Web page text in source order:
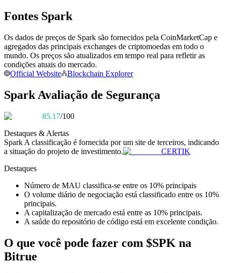
Torne-se um Trader de Cópias
Informação
Análise de big data, incluindo informações comerciais, etc.
Fontes Spark
Os dados de preços de Spark são fornecidos pela CoinMarketCap e
agregados das principais exchanges de criptomoedas em todo o
mundo. Os preços são atualizados em tempo real para refletir as
condições atuais do mercado.
Official Website
Blockchain Explorer
Spark Avaliação de Segurança
85.17/100
Destaques & Alertas
Spark A classificação é fornecida por um site de terceiros, indicando
a situação do projeto de investimento.
CERTIK
Destaques
Número de MAU classifica-se entre os 10% principais
O volume diário de negociação está classificado entre os 10%
principais.
A capitalização de mercado está entre as 10% principais.
A saúde do repositório de código está em excelente condição.
O que você pode fazer com $SPK na
Bitrue